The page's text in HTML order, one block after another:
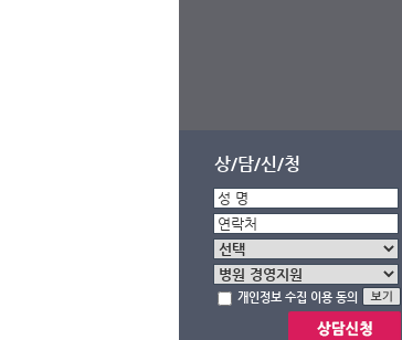
상/담/신/청
개인정보 수집 이용 동의
기